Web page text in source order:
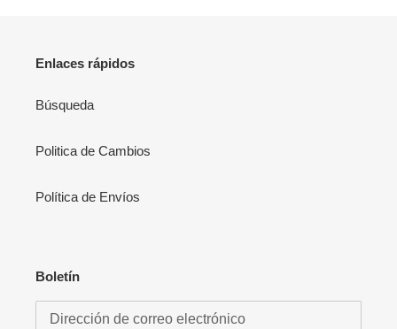
Enlaces rápidos
Búsqueda
Politica de Cambios
Política de Envíos
Boletín